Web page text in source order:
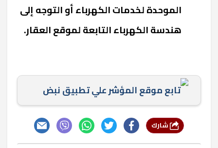
الموحدة لخدمات الكهرباء أو التوجه إلى
هندسة الكهرباء التابعة لموقع العقار.
تابع موقع المؤشر علي تطبيق نبض